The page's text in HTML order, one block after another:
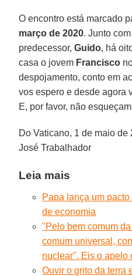
O encontro está marcado
março de 2020. Junto
predecessor,Guido, há
casa o jovem Francisco
despojamento, conto em
vos espero e desde agora
E, por favor, não
Do Vaticano, 1 de maio
José Trabalhador
Leia mais
Papa lança um
de economia
"Pelo bem comum
comum universal,
nuclear". Eis o apelo
Ouvir o grito da terra